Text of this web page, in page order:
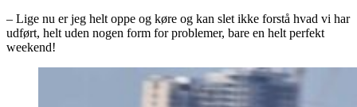
– Lige nu er jeg helt oppe og køre og kan slet ikke forstå hvad vi har
udført, helt uden nogen form for problemer, bare en helt perfekt
weekend!